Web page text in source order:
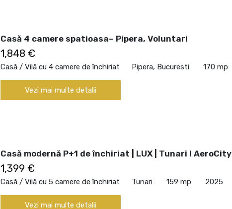
Casă 4 camere spatioasa– Pipera, Voluntari
1,848 €
Casă / Vilă cu 4 camere de închiriat Pipera, Bucuresti 170 mp
Vezi mai multe detalii
Casă modernă P+1 de închiriat | LUX | Tunari I AeroCity
1,399 €
Casă / Vilă cu 5 camere de închiriat Tunari 159 mp 2025
Vezi mai multe detalii